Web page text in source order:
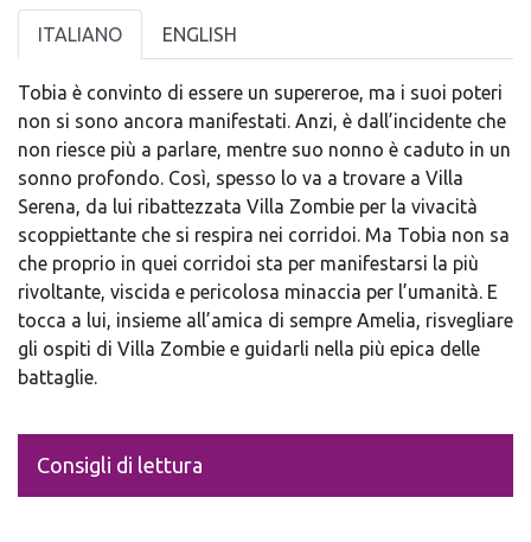
ITALIANO ENGLISH
Tobia è convinto di essere un supereroe, ma i suoi poteri
non si sono ancora manifestati. Anzi, è dall’incidente che
non riesce più a parlare, mentre suo nonno è caduto in un
sonno profondo. Così, spesso lo va a trovare a Villa
Serena, da lui ribattezzata Villa Zombie per la vivacità
scoppiettante che si respira nei corridoi. Ma Tobia non sa
che proprio in quei corridoi sta per manifestarsi la più
rivoltante, viscida e pericolosa minaccia per l’umanità. E
tocca a lui, insieme all’amica di sempre Amelia, risvegliare
gli ospiti di Villa Zombie e guidarli nella più epica delle
battaglie.
Consigli di lettura